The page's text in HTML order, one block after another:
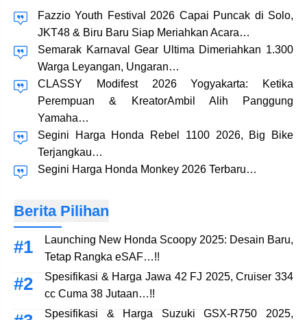
Fazzio Youth Festival 2026 Capai Puncak di Solo,
JKT48 & Biru Baru Siap Meriahkan Acara…
Semarak Karnaval Gear Ultima Dimeriahkan 1.300
Warga Leyangan, Ungaran…
CLASSY Modifest 2026 Yogyakarta: Ketika
Perempuan & KreatorAmbil Alih Panggung
Yamaha…
Segini Harga Honda Rebel 1100 2026, Big Bike
Terjangkau…
Segini Harga Honda Monkey 2026 Terbaru…
Berita Pilihan
Launching New Honda Scoopy 2025: Desain Baru,
Tetap Rangka eSAF…!!
Spesifikasi & Harga Jawa 42 FJ 2025, Cruiser 334
cc Cuma 38 Jutaan…!!
Spesifikasi & Harga Suzuki GSX-R750 2025,